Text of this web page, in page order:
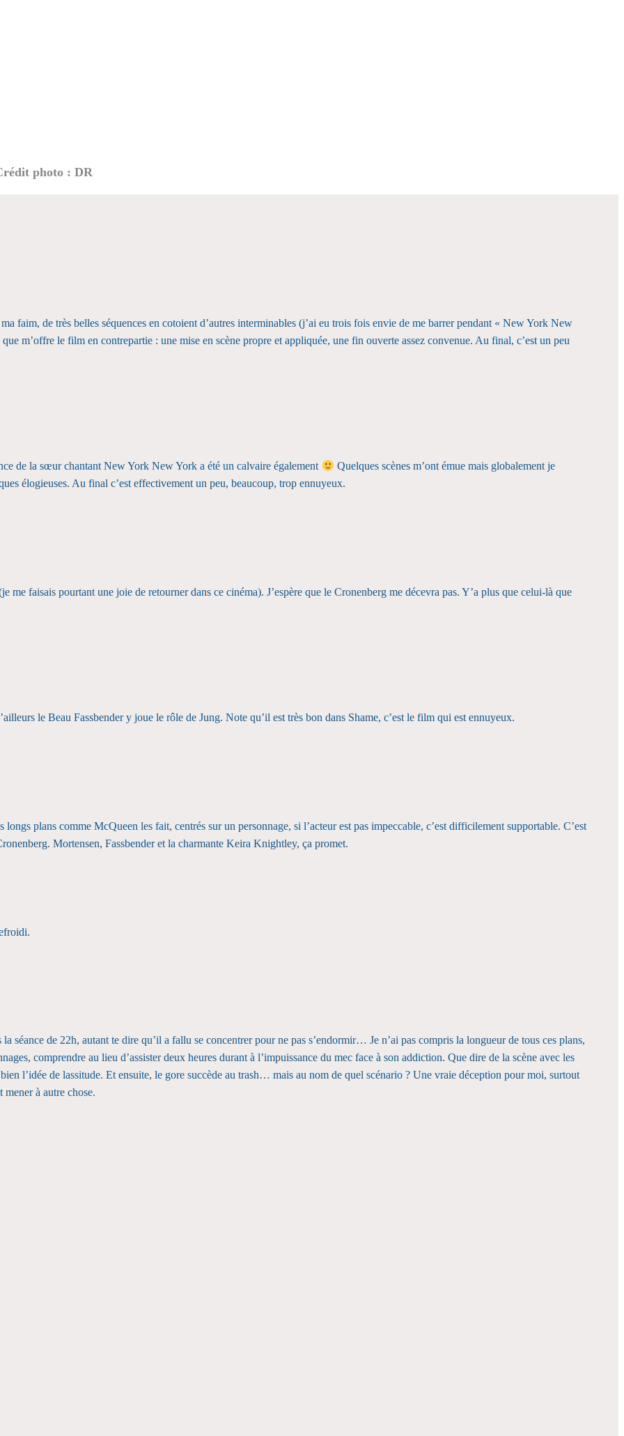
photo : DR
ma faim, de très belles séquences en cotoient d’autres interminables (j’ai eu trois fois envie de me barrer pendant « New York New
m’offre le film en contrepartie : une mise en scène propre et appliquée, une fin ouverte assez convenue. Au final, c’est un peu
de la sœur chantant New York New York a été un calvaire également
Quelques scènes m’ont émue mais globalement je
élogieuses. Au final c’est effectivement un peu, beaucoup, trop ennuyeux.
me faisais pourtant une joie de retourner dans ce cinéma). J’espère que le Cronenberg me décevra pas. Y’a plus que celui-là que
le Beau Fassbender y joue le rôle de Jung. Note qu’il est très bon dans Shame, c’est le film qui est ennuyeux.
longs plans comme McQueen les fait, centrés sur un personnage, si l’acteur est pas impeccable, c’est difficilement supportable. C’est
Mortensen, Fassbender et la charmante Keira Knightley, ça promet.
séance de 22h, autant te dire qu’il a fallu se concentrer pour ne pas s’endormir… Je n’ai pas compris la longueur de tous ces plans,
comprendre au lieu d’assister deux heures durant à l’impuissance du mec face à son addiction. Que dire de la scène avec les
l’idée de lassitude. Et ensuite, le gore succède au trash… mais au nom de quel scénario ? Une vraie déception pour moi, surtout
à autre chose.